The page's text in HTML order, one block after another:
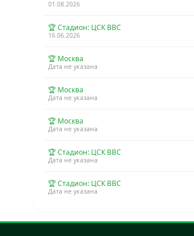
01.08.2026
🏆 Стадион: ЦСК ВВС
16.06.2026
🏆 Москва
Дата не указана
🏆 Москва
Дата не указана
🏆 Москва
Дата не указана
🏆 Стадион: ЦСК ВВС
Дата не указана
🏆 Стадион: ЦСК ВВС
Дата не указана